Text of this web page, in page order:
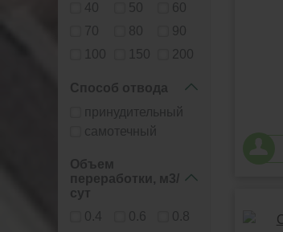
40
50
60
70
80
90
100
150 200
Способ отвода
принудительный
самотечный
Объем
переработки, м3/
сут
0.4
0.6
0.8